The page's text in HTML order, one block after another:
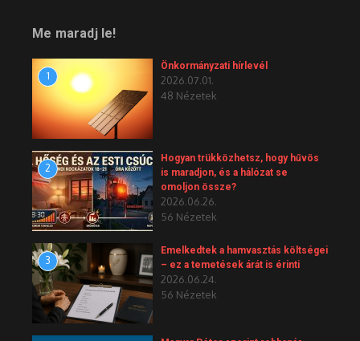
Me maradj le!
1
Önkormányzati hírlevél
2026.07.01.
48 Nézetek
2
Hogyan trükközhetsz, hogy hűvös
is maradjon, és a hálózat se
omoljon össze?
2026.06.26.
56 Nézetek
3
Emelkedtek a hamvasztás költségei
– ez a temetések árát is érinti
2026.06.24.
56 Nézetek